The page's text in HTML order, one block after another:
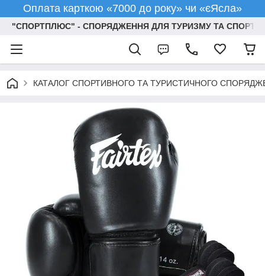
Оплата карткою «7000 до року» чи «єЯсла»
"СПОРТПЛЮС" - СПОРЯДЖЕННЯ ДЛЯ ТУРИЗМУ ТА СПОРТУ
КАТАЛОГ СПОРТИВНОГО ТА ТУРИСТИЧНОГО